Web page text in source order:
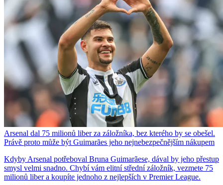
Arsenal dal 75 milionů liber za záložníka, bez kterého by se obešel.
Právě proto může být Guimarães jeho nejnebezpečnějším nákupem
Kdyby Arsenal potřeboval Bruna Guimarãese, dával by jeho přestup
smysl velmi snadno. Chybí vám elitní střední záložník, vezmete 75
milionů liber a koupíte jednoho z nejlepších v Premier League.